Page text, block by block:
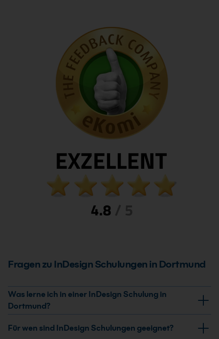
Fragen zu InDesign Schulungen in Dortmund
Was lerne ich in einer InDesign Schulung in
Dortmund?
du, professionelle Layouts für Print- und Digitalmedien
Für wen sind InDesign Schulungen geeignet?